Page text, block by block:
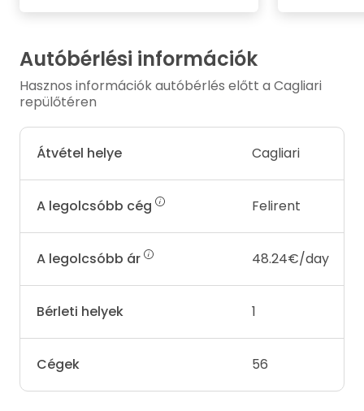
Autóbérlési információk
Hasznos információk autóbérlés előtt a Cagliari
repülőtéren
Átvétel helye Cagliari
A legolcsóbb cég Felirent
A legolcsóbb ár 48.24€/day
Bérleti helyek 1
Cégek 56